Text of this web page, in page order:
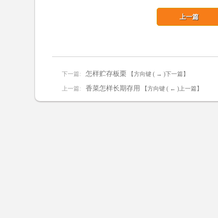
下一篇: 怎样贮存板栗 【方向键 ( → )下一篇】
上一篇: 香菜怎样长期存用
上一篇
【方向键 ( ← )上一篇】